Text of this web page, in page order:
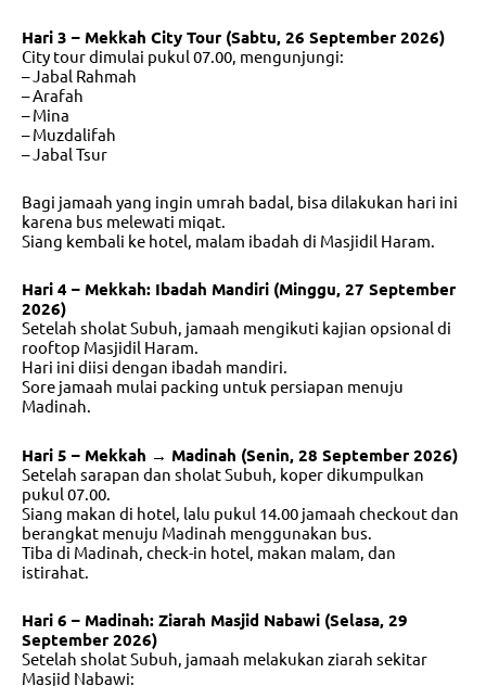
Hari 3 – Mekkah City Tour (Sabtu, 26 September 2026)
City tour dimulai pukul 07.00, mengunjungi:
– Jabal Rahmah
– Arafah
– Mina
– Muzdalifah
– Jabal Tsur
Bagi jamaah yang ingin umrah badal, bisa dilakukan hari ini
karena bus melewati miqat.
Siang kembali ke hotel, malam ibadah di Masjidil Haram.
Hari 4 – Mekkah: Ibadah Mandiri (Minggu, 27 September
2026)
Setelah sholat Subuh, jamaah mengikuti kajian opsional di
rooftop Masjidil Haram.
Hari ini diisi dengan ibadah mandiri.
Sore jamaah mulai packing untuk persiapan menuju
Madinah.
Hari 5 – Mekkah → Madinah (Senin, 28 September 2026)
Setelah sarapan dan sholat Subuh, koper dikumpulkan
pukul 07.00.
Siang makan di hotel, lalu pukul 14.00 jamaah checkout dan
berangkat menuju Madinah menggunakan bus.
Tiba di Madinah, check-in hotel, makan malam, dan
istirahat.
Hari 6 – Madinah: Ziarah Masjid Nabawi (Selasa, 29
September 2026)
Setelah sholat Subuh, jamaah melakukan ziarah sekitar
Masjid Nabawi: